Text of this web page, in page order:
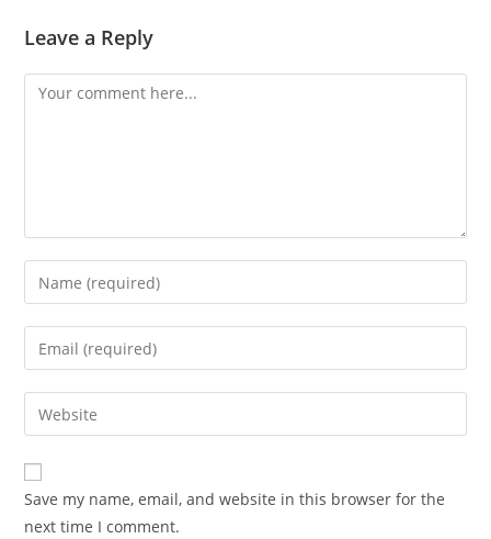
Leave a Reply
Comment
Enter
your
name
comment
Enter
your
email
address
comment
Enter
your
website
URL
(optional)
Save my name, email, and website in this browser for the
next time I comment.